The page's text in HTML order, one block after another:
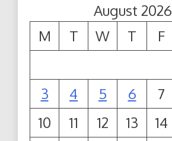
August 2026
M
T W T F
3
4 5 6 7
10
11 12 13 14